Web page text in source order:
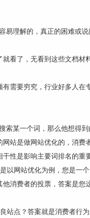
易理解的，真正的困难或
看了，无看到这些文档材
需要穷究，行业好多人在
索某一个词，那么他想得
站是做网站优化的，消费
性是影响主要词排名的重
以网站优化为例，您是一
消费者的投票，答案是您
站点？答案就是消费者行